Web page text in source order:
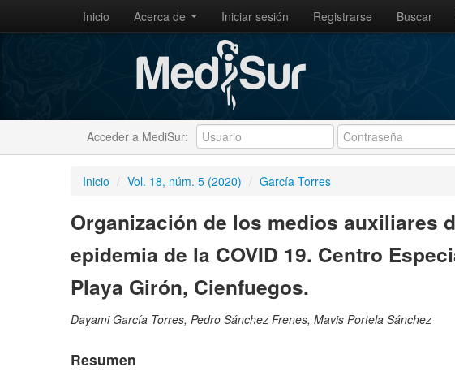
Inicio Acerca de Iniciar sesión Registrarse Buscar
Acceder a MediSur:
Inicio / Vol. 18, núm. 5 (2020) / García Torres
Organización de los medios auxiliares
epidemia de la COVID 19. Centro
Playa Girón, Cienfuegos.
Dayami García Torres, Pedro Sánchez Frenes, Mavis Portela Sánchez
Resumen